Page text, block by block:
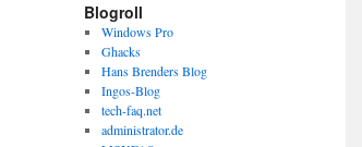
Blogroll
Windows Pro
Ghacks
Hans Brenders Blog
Ingos-Blog
tech-faq.net
administrator.de